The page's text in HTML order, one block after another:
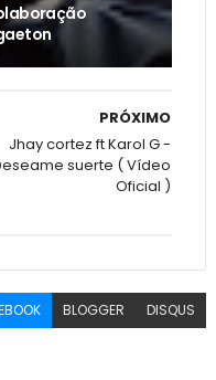
PRÓXIMO
Jhay cortez ft Karol G -
suerte ( Vídeo
Oficial )
BLOGGER DISQUS